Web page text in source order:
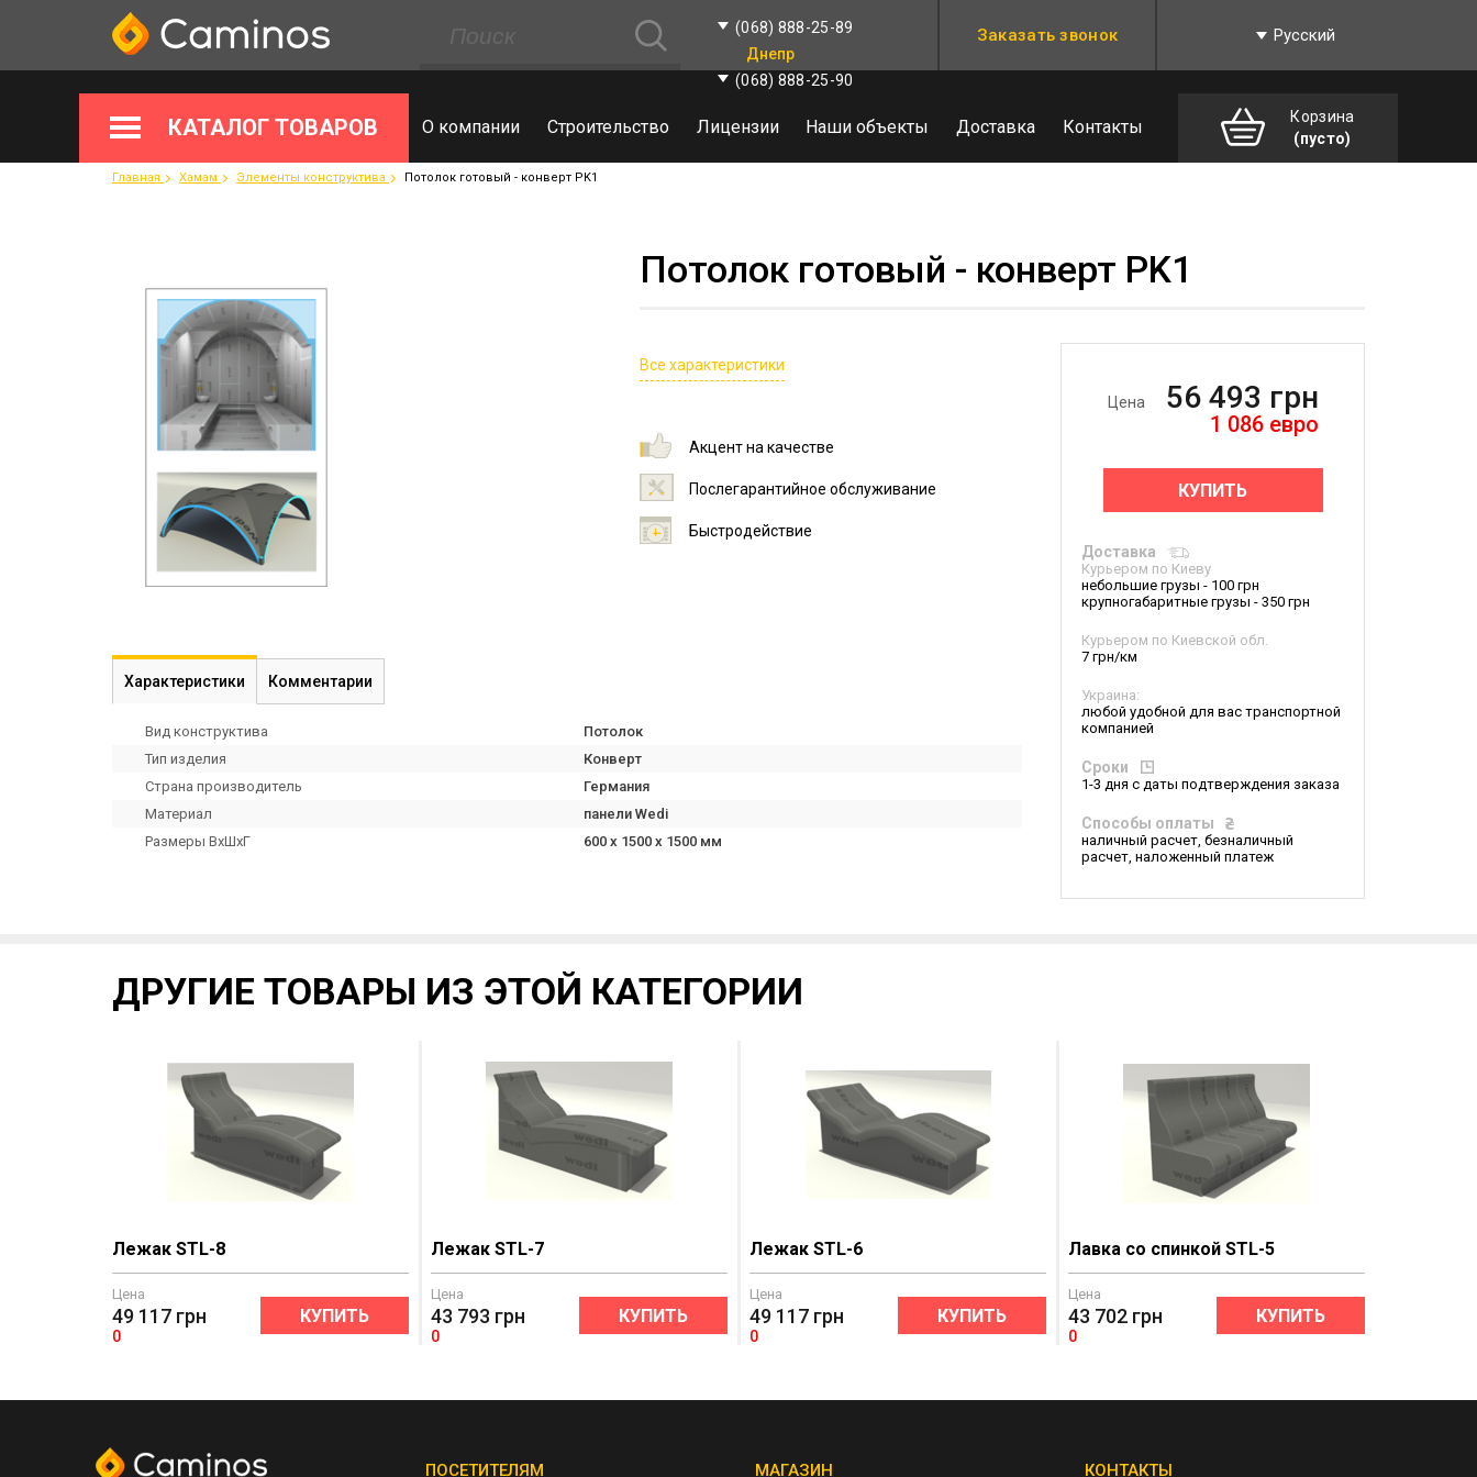
(068) 888-25-89
Днепр
(068) 888-25-90
Заказать звонок Русский
КАТАЛОГ ТОВАРОВ О компании Строительство Лицензии Наши объекты Доставка Контакты
Корзина
(пусто)
Главная Хамам Элементы конструктива Потолок готовый - конверт PK1
Потолок готовый - конверт PK1
Цена 56 493 грн
1 086 евро
КУПИТЬ
Доставка
Курьером по Киеву
небольшие грузы - 100 грн
крупногабаритные грузы - 350 грн
Курьером по Киевской обл.
7 грн/км
Украина:
любой удобной для вас транспортной
компанией
Сроки
1-3 дня с даты подтверждения заказа
Способы оплаты
наличный расчет, безналичный
расчет, наложенный платеж
Все характеристики
Акцент на качестве
Послегарантийное обслуживание
Быстродействие
Характеристики Комментарии
Вид конструктива
Потолок
Тип изделия
Конверт
Страна производитель
Германия
Материал
панели Wedi
Размеры ВхШхГ
600 х 1500 х 1500 мм
ДРУГИЕ ТОВАРЫ ИЗ ЭТОЙ КАТЕГОРИИ
Лежак STL-8
Цена
49 117 грн
0
КУПИТЬ
Лежак STL-7
Цена
43 793 грн
0
КУПИТЬ
Лежак STL-6
Цена
49 117 грн
0
КУПИТЬ
Лавка со спинкой STL-5
Цена
43 702 грн
0
КУПИТЬ
ПОСЕТИТЕЛЯМ МАГАЗИН КОНТАКТЫ